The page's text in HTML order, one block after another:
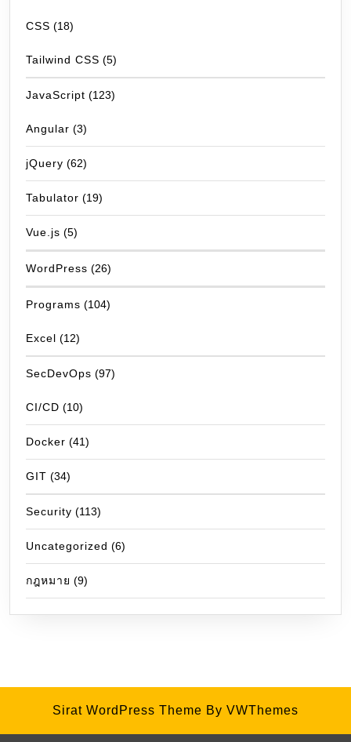
CSS (18)
Tailwind CSS (5)
JavaScript (123)
Angular (3)
jQuery (62)
Tabulator (19)
Vue.js (5)
WordPress (26)
Programs (104)
Excel (12)
SecDevOps (97)
CI/CD (10)
Docker (41)
GIT (34)
Security (113)
Uncategorized (6)
กฎหมาย (9)
Sirat WordPress Theme By VWThemes